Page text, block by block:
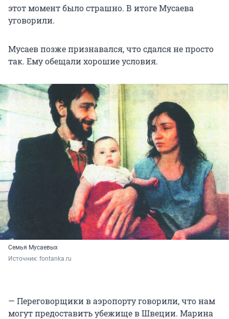
этот момент было страшно. В итоге Мусаева
уговорили.
Мусаев позже признавался, что сдался не просто
так. Ему обещали хорошие условия.
Семья Мусаевых
Источник: fontanka.ru
— Переговорщики в аэропорту говорили, что нам
могут предоставить убежище в Швеции. Марина